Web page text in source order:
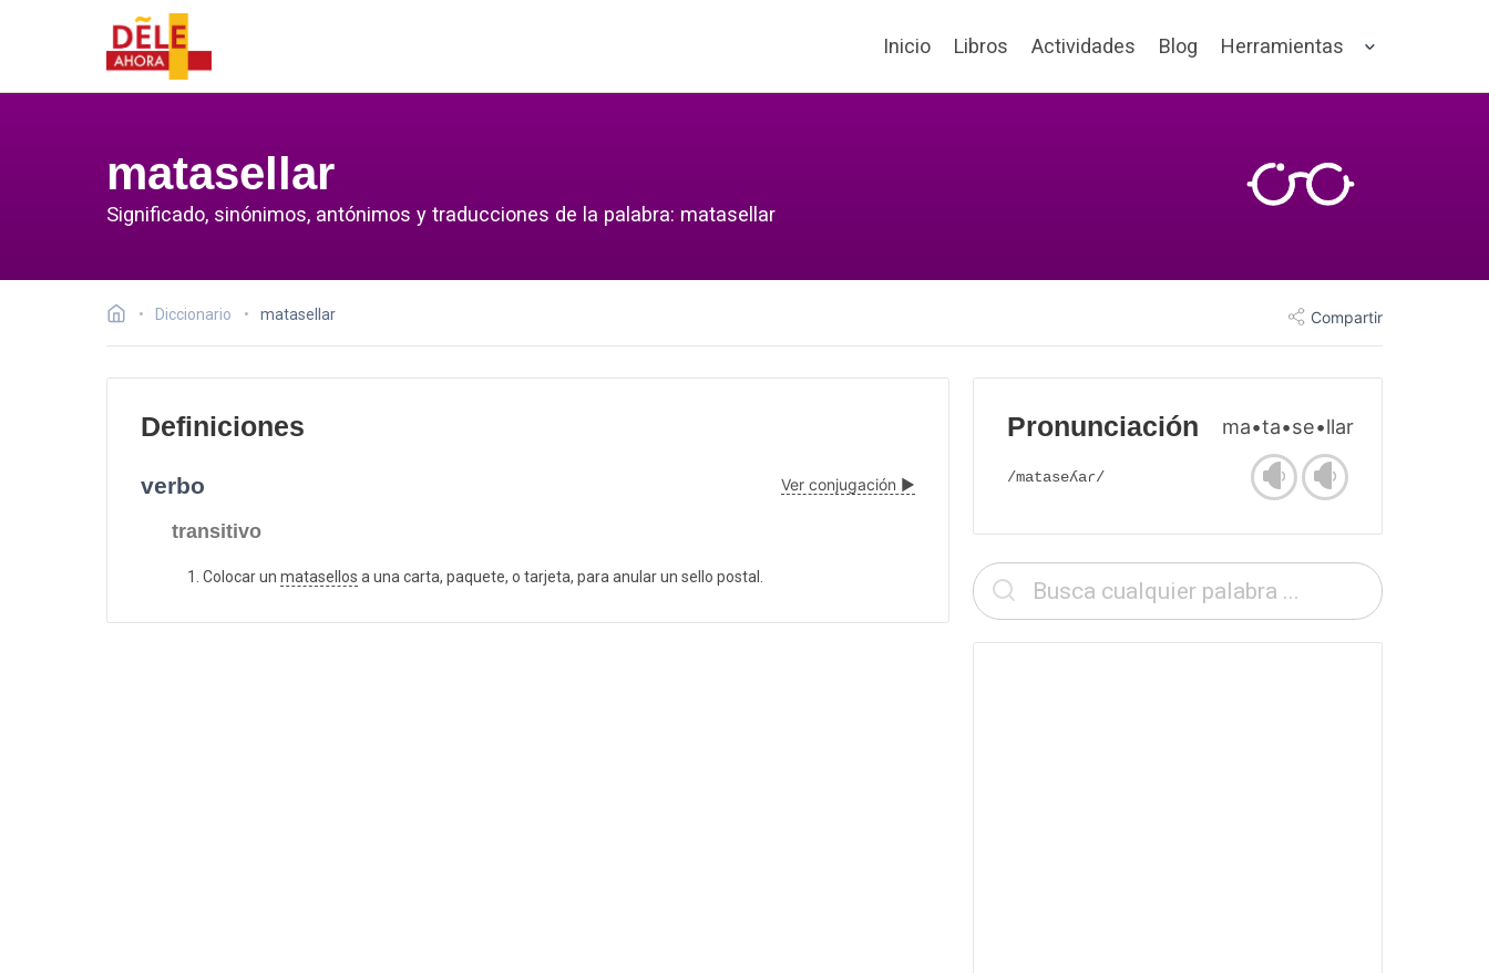
Inicio Libros Actividades Blog Herramientas
matasellar
Significado, sinónimos, antónimos y traducciones de la palabra: matasellar
Diccionario matasellar Compartir
Definiciones
verbo Ver conjugación ▶
transitivo
Colocar un matasellos a una carta, paquete, o tarjeta, para anular un sello postal.
Pronunciación ma•ta•se•llar
/mataseʎaɾ/